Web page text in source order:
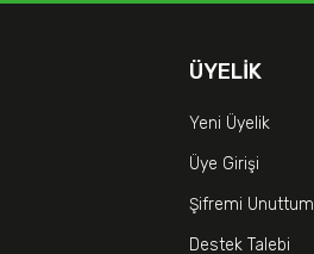
ÜYELIK
Yeni Üyelik
Üye Girişi
Şifremi Unuttum
Destek Talebi